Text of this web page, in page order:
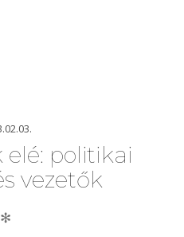
elé: politikai
vezetők
✻